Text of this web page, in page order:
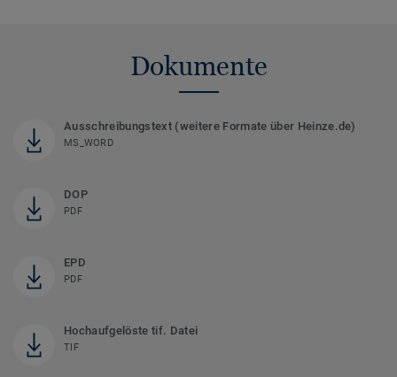
Dokumente
Ausschreibungstext (weitere Formate über Heinze.de)
MS_WORD
DOP
PDF
EPD
PDF
Hochaufgelöste tif. Datei
TIF